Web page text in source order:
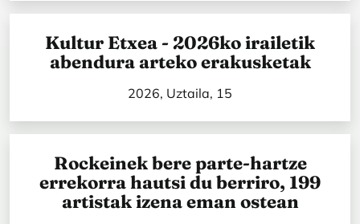
Kultur Etxea - 2026ko irailetik
abendura arteko erakusketak
2026, Uztaila, 15
Rockeinek bere parte-hartze
errekorra hautsi du berriro, 199
artistak izena eman ostean